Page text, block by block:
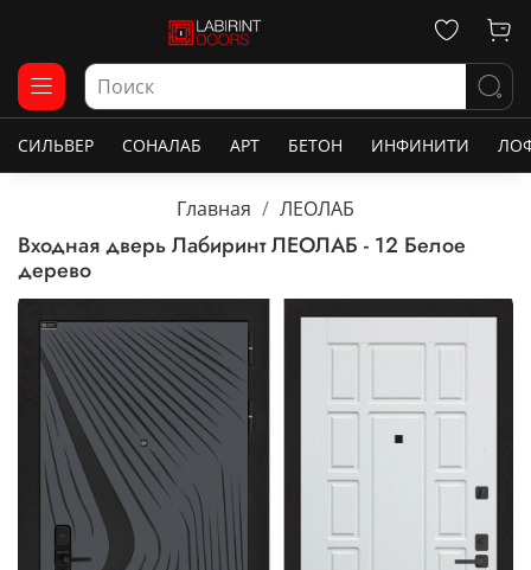
СИЛЬВЕР СОНАЛАБ АРТ БЕТОН ИНФИНИТИ
Главная ЛЕОЛАБ
Входная дверь Лабиринт ЛЕОЛАБ - 12 Белое
дерево